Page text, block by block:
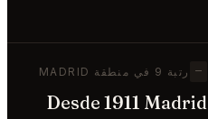
— رتبة 9 في منطقة MADRID
Desde 1911 Madrid